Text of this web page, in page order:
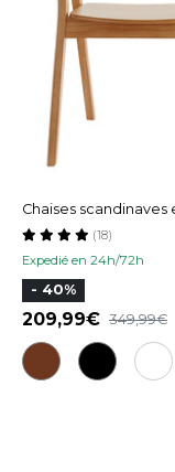
Chaises scandinaves
Expedié en 24h/72h
(18)
- 40%
209,99 349,99